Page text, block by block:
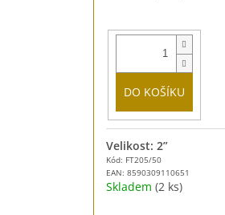
DO KOŠÍKU
Kód: FT205/50
EAN: 8590309110651
Velikost: 2”
Skladem (2 ks)